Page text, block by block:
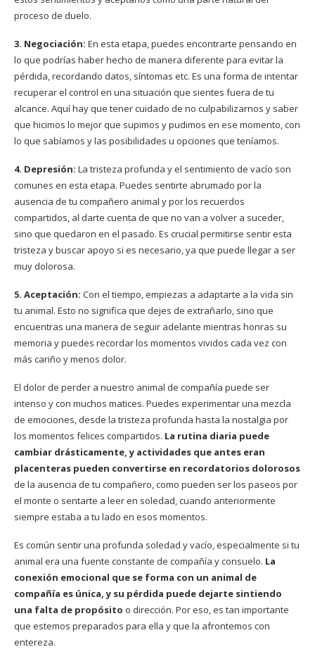
proceso de duelo.
3. Negociación: En esta etapa, puedes encontrarte pensando en
lo que podrías haber hecho de manera diferente para evitar la
pérdida, recordando datos, síntomas etc. Es una forma de intentar
recuperar el control en una situación que sientes fuera de tu
alcance. Aquí hay que tener cuidado de no culpabilizarnos y saber
que hicimos lo mejor que supimos y pudimos en ese momento, con
lo que sabíamos y las posibilidades u opciones que teníamos.
4. Depresión: La tristeza profunda y el sentimiento de vacío son
comunes en esta etapa. Puedes sentirte abrumado por la
ausencia de tu compañero animal y por los recuerdos
compartidos, al darte cuenta de que no van a volver a suceder,
sino que quedaron en el pasado. Es crucial permitirse sentir esta
tristeza y buscar apoyo si es necesario, ya que puede llegar a ser
muy dolorosa.
5. Aceptación: Con el tiempo, empiezas a adaptarte a la vida sin
tu animal. Esto no significa que dejes de extrañarlo, sino que
encuentras una manera de seguir adelante mientras honras su
memoria y puedes recordar los momentos vividos cada vez con
más cariño y menos dolor.
El dolor de perder a nuestro animal de compañía puede ser
intenso y con muchos matices. Puedes experimentar una mezcla
de emociones, desde la tristeza profunda hasta la nostalgia por
los momentos felices compartidos. La rutina diaria puede
cambiar drásticamente, y actividades que antes eran
placenteras pueden convertirse en recordatorios dolorosos
de la ausencia de tu compañero, como pueden ser los paseos por
el monte o sentarte a leer en soledad, cuando anteriormente
siempre estaba a tu lado en esos momentos.
Es común sentir una profunda soledad y vacío, especialmente si tu
animal era una fuente constante de compañía y consuelo. La
conexión emocional que se forma con un animal de
compañía es única, y su pérdida puede dejarte sintiendo
una falta de propósito o dirección. Por eso, es tan importante
que estemos preparados para ella y que la afrontemos con
entereza.